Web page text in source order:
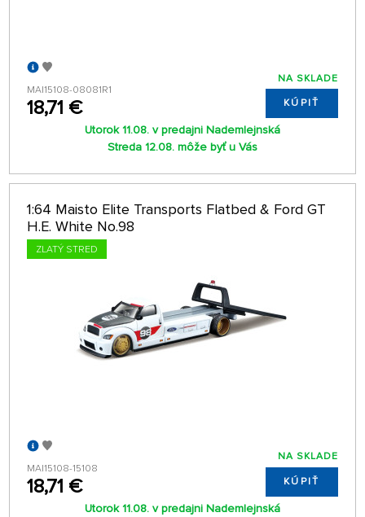
MAI15108-08081R1
18,71 €
NA SKLADE
KÚPIŤ
Utorok 11.08. v predajni Nademlejnská
Streda 12.08. môže byť u Vás
1:64 Maisto Elite Transports Flatbed & Ford GT
H.E. White No.98
ZLATÝ STRED
MAI15108-15108
18,71 €
NA SKLADE
KÚPIŤ
Utorok 11.08. v predajni Nademlejnská